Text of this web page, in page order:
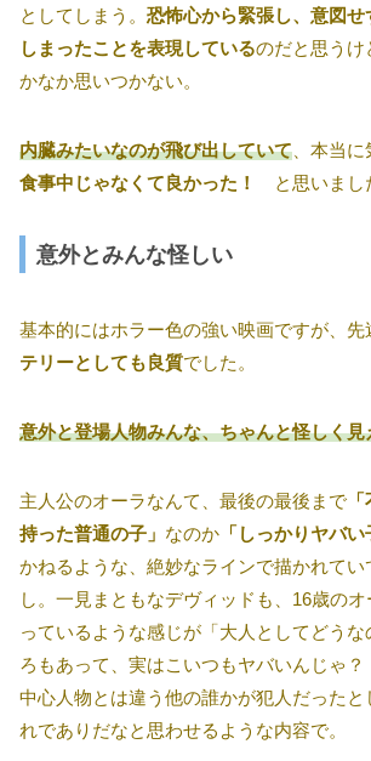
としてしまう。 恐怖心から緊張し、意図せ
しまったことを表現しているのだと思うけ
かなか思いつかない。
内臓みたいなのが飛び出していて 、本当
食事中じゃなくて良かった！
と思いまし
意外とみんな怪しい
基本的にはホラー色の強い映画ですが、先
テリーとしても良質でした。
意外と登場人物みんな、ちゃんと怪しく見
主人公のオーラなんて、最後の最後まで
持った普通の子」 なのか 「しっかりヤバい
かねるような、絶妙なラインで描かれてい
し。一見まともなデヴィッドも、16歳の
っているような感じが「大人としてどうな
ろもあって、実はこいつもヤバいんじゃ
中心人物とは違う他の誰かが犯人だったと
れでありだなと思わせるような内容で。